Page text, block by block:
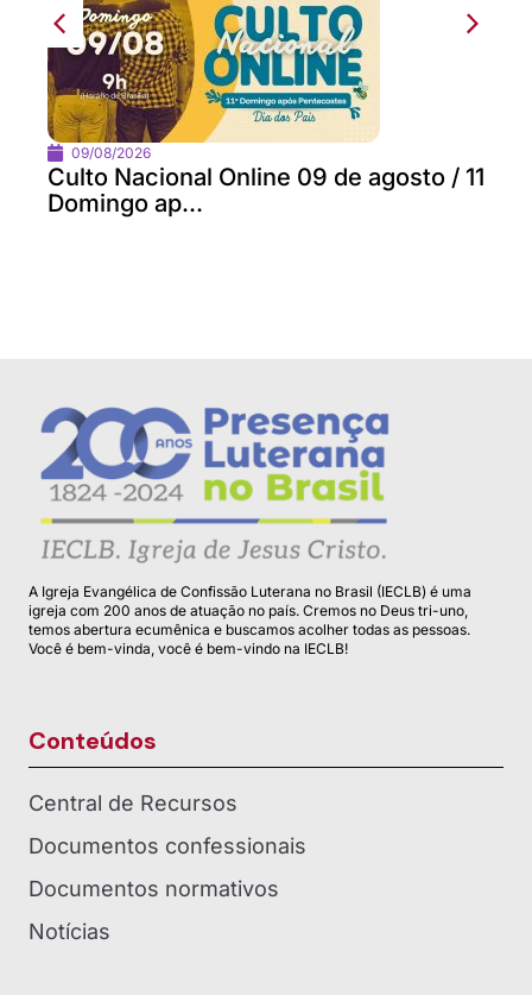
09/08/2026
Culto Nacional Online 09 de agosto / 11
Domingo ap...
A Igreja Evangélica de Confissão Luterana no Brasil (IECLB) é uma
igreja com 200 anos de atuação no país. Cremos no Deus tri-uno,
temos abertura ecumênica e buscamos acolher todas as pessoas.
Você é bem-vinda, você é bem-vindo na IECLB!
Conteúdos
Central de Recursos
Documentos confessionais
Documentos normativos
Notícias